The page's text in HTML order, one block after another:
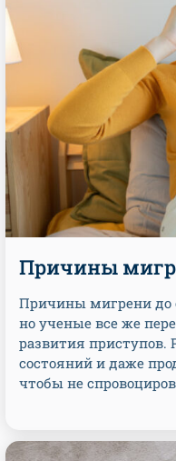
Причины
Причины мигрени до
но ученые все же
развития приступов.
состояний и даже
чтобы не